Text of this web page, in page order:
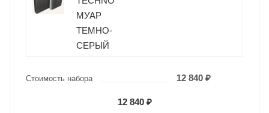
МУАР
ТЕМНО-
СЕРЫЙ
Стоимость набора 12 840 ₽
12 840 ₽